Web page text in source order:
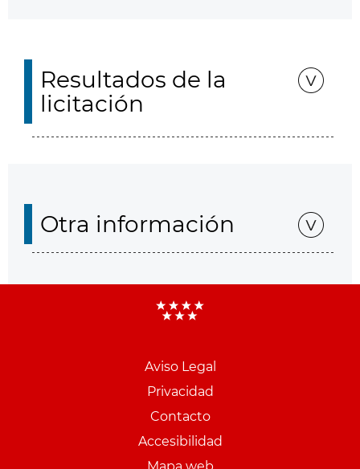
Resultados de la
licitación
Otra información
Aviso Legal
Privacidad
Contacto
Accesibilidad